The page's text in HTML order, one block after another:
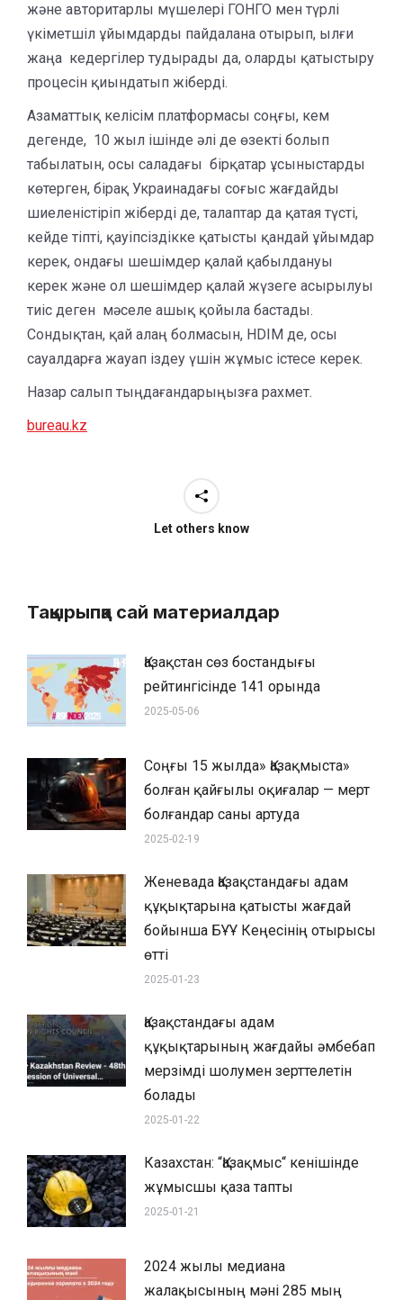
және авторитарлы мүшелері ГОНГО мен түрлі
үкіметшіл ұйымдарды пайдалана отырып, ылғи
жаңа кедергілер тудырады да, оларды қатыстыру
процесін қиындатып жіберді.
Азаматтық келісім платформасы соңғы, кем
дегенде, 10 жыл ішінде әлі де өзекті болып
табылатын, осы саладағы бірқатар ұсыныстарды
көтерген, бірақ Украинадағы соғыс жағдайды
шиеленістіріп жіберді де, талаптар да қатая түсті,
кейде тіпті, қауіпсіздікке қатысты қандай ұйымдар
керек, ондағы шешімдер қалай қабылдануы
керек және ол шешімдер қалай жүзеге асырылуы
тиіс деген мәселе ашық қойыла бастады.
Сондықтан, қай алаң болмасын, HDIM де, осы
сауалдарға жауап іздеу үшін жұмыс істесе керек.
Назар салып тыңдағандарыңызға рахмет.
bureau.kz
Let others know
Тақырыпқа сай материалдар
Қазақстан сөз бостандығы
рейтингісінде 141 орында
2025-05-06
Соңғы 15 жылда» Қазақмыста»
болған қайғылы оқиғалар — мерт
болғандар саны артуда
2025-02-19
Женевада Қазақстандағы адам
құқықтарына қатысты жағдай
бойынша БҰҰ Кеңесінің отырысы
өтті
2025-01-23
Қазақстандағы адам
құқықтарының жағдайы әмбебап
мерзімді шолумен зерттелетін
болады
2025-01-22
Казахстан: “Қазақмыс“ кенішінде
жұмысшы қаза тапты
2025-01-21
2024 жылы медиана
жалақысының мәні 285 мың